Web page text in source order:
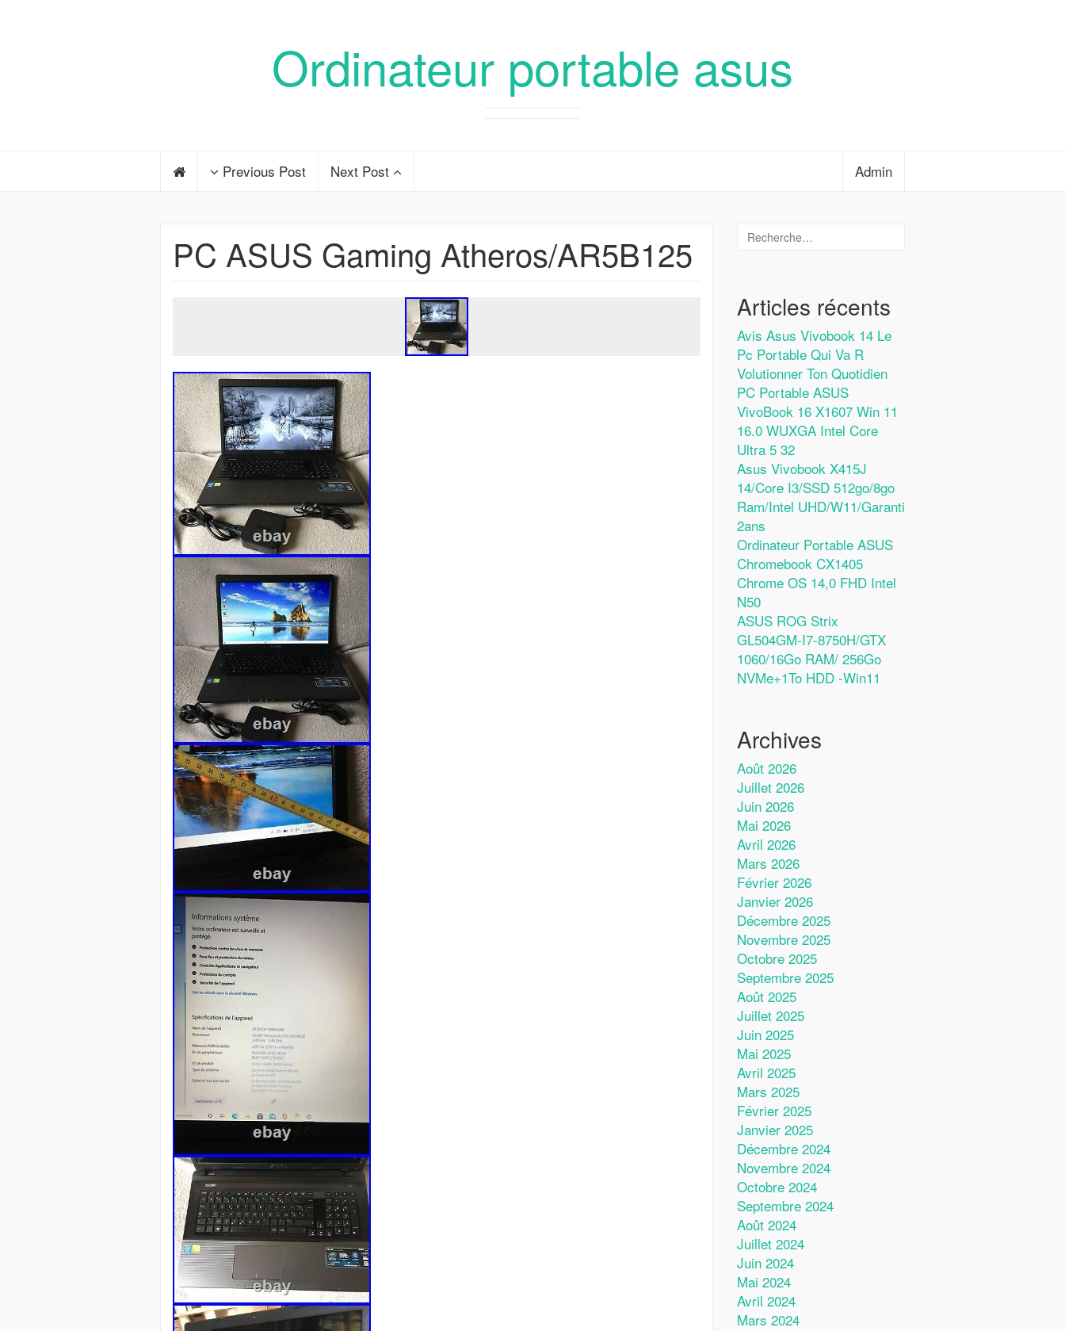
Ordinateur portable asus
Previous Post Next Post Admin
PC ASUS Gaming Atheros/AR5B125
Articles récents
Avis Asus Vivobook 14 Le
Pc Portable Qui Va R
Volutionner Ton Quotidien
PC Portable ASUS
VivoBook 16 X1607 Win 11
16.0 WUXGA Intel Core
Ultra 5 32
Asus Vivobook X415J
14/Core I3/SSD 512go/8go
Ram/Intel UHD/W11/Garanti
2ans
Ordinateur Portable ASUS
Chromebook CX1405
Chrome OS 14,0 FHD Intel
N50
ASUS ROG Strix
GL504GM-I7-8750H/GTX
1060/16Go RAM/ 256Go
NVMe+1To HDD -Win11
Archives
Août 2026
Juillet 2026
Juin 2026
Mai 2026
Avril 2026
Mars 2026
Février 2026
Janvier 2026
Décembre 2025
Novembre 2025
Octobre 2025
Septembre 2025
Août 2025
Juillet 2025
Juin 2025
Mai 2025
Avril 2025
Mars 2025
Février 2025
Janvier 2025
Décembre 2024
Novembre 2024
Octobre 2024
Septembre 2024
Août 2024
Juillet 2024
Juin 2024
Mai 2024
Avril 2024
Mars 2024